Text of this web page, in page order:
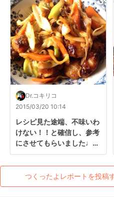
Dr.コキリコ
2015/03/20 10:14
レシピ見た途端、不味いわ
けない！！と確信し、参考
にさせてもらいました♩案
も美味しかったです！！ご
馳走様でした(*^^*)
つくったよレポートを投稿